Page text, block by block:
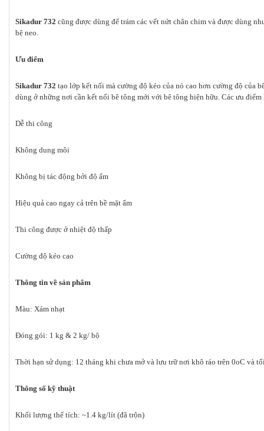
Sikadur 732 cũng được dùng để trám các vết nứt chân chim và được dùng
bệ neo.
Ưu điểm
Sikadur 732 tạo lớp kết nối mà cường độ kéo của nó cao hơn cường độ của
dùng ở những nơi cần kết nối bê tông mới với bê tông hiện hữu. Các ưu điểm
Dễ thi công
Không dung môi
Không bị tác động bởi độ ẩm
Hiệu quả cao ngay cả trên bề mặt ẩm
Thi công được ở nhiệt độ thấp
Cường độ kéo cao
Thông tin về sản phẩm
Màu: Xám nhạt
Đóng gói: 1 kg & 2 kg/ bộ
Thời hạn sử dụng: 12 tháng khi chưa mở và lưu trữ nơi khô ráo trên 0oC và
Thông số kỹ thuật
Khối lượng thể tích: ~1.4 kg/lít (đã trộn)